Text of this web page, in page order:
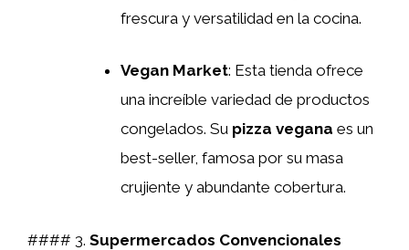
frescura y versatilidad en la cocina.
Vegan Market: Esta tienda ofrece
una increíble variedad de productos
congelados. Su pizza vegana es un
best-seller, famosa por su masa
crujiente y abundante cobertura.
#### 3. Supermercados Convencionales